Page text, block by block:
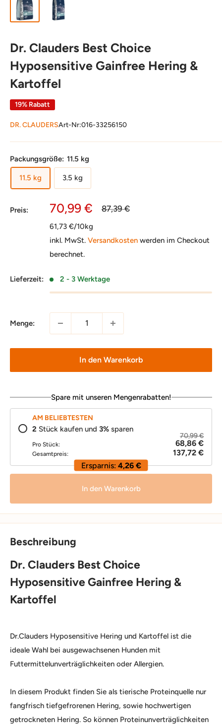
Dr. Clauders Best Choice
Hyposensitive Gainfree Hering &
Kartoffel
19% Rabatt
DR. CLAUDERSArt-Nr:016-33256150
Packungsgröße: 11.5 kg
11.5 kg 3.5 kg
Preis: Sonderpreis
70,99 € Normalpreis
87,39 €
61,73 €/10kg
inkl. MwSt. Versandkosten werden im Checkout
berechnet.
Lieferzeit: 2 - 3 Werktage
Menge:
In den Warenkorb
Spare mit unseren Mengenrabatten!
AM BELIEBTESTEN
2 Stück kaufen und 3% sparen
Pro Stück:
70,99 €
68,86 €
Gesamtpreis:
137,72 €
Ersparnis: 4,26 €
In den Warenkorb
Beschreibung
Dr. Clauders Best Choice
Hyposensitive Gainfree Hering &
Kartoffel
Dr.Clauders Hyposensitive Hering und Kartoffel ist die
ideale Wahl bei ausgewachsenen Hunden mit
Futtermittelunverträglichkeiten oder Allergien.
In diesem Produkt finden Sie als tierische Proteinquelle nur
fangfrisch tiefgefrorenen Hering, sowie hochwertigen
getrockneten Hering. So können Proteinunverträglichkeiten